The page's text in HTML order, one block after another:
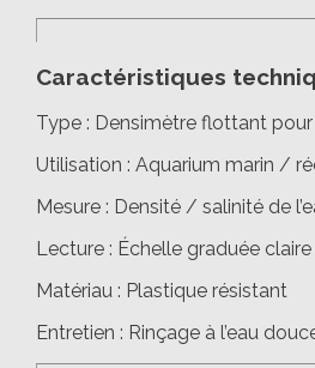
Caractéristiques
Type : Densimètre flottant
Utilisation : Aquarium marin /
Mesure : Densité / salinité de
Lecture : Échelle graduée claire
Matériau : Plastique résistant
Entretien : Rinçage à l’eau